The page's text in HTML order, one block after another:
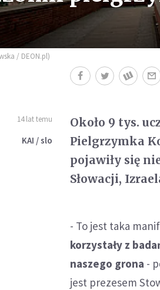
/ DEON.pl)
14 lat temu
KAI / slo
Około 9 tys.
Pielgrzymka
pojawiły się
Słowacji,
- To jest taka
korzystały z
naszego grona -
jest prezesem